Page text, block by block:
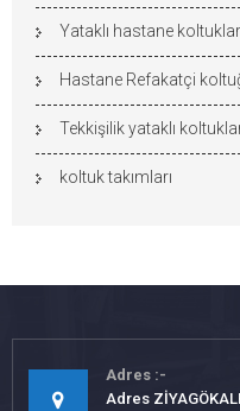
Yataklı hastane
Hastane Refakatçi
Tekkişilik yataklı
koltuk takımları
Adres
Adres